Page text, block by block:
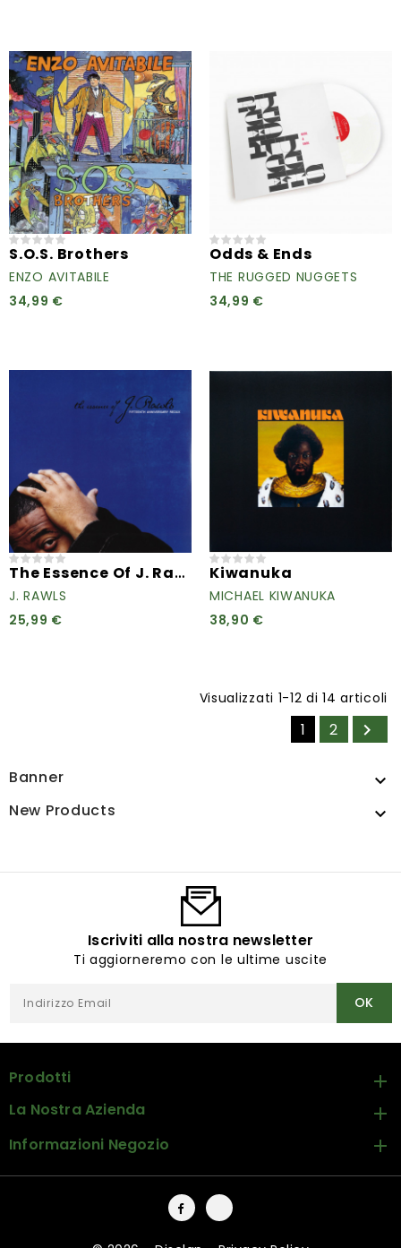
S.O.S. Brothers
ENZO AVITABILE
34,99 €
Odds & Ends
THE RUGGED NUGGETS
34,99 €
The Essence Of J. Rawls...
J. RAWLS
25,99 €
Kiwanuka
MICHAEL KIWANUKA
38,90 €
Visualizzati 1-12 di 14 articoli
1 2 
Banner 
New Products 
Iscriviti alla nostra newsletter
Ti aggiorneremo con le ultime uscite
Prodotti 
La Nostra Azienda 
Informazioni Negozio 
Facebook